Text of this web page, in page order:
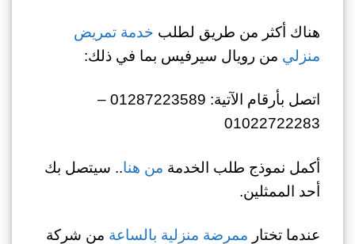
هناك أكثر من طريق لطلب خدمة تمريض
منزلي من رويال سيرفيس بما في ذلك:
اتصل بأرقام الآتية: 01287223589 –
01022722283
أكمل نموذج طلب الخدمة من هنا.. سيتصل بك
أحد الممثلين.
عندما تختار ممرضة منزلية بالساعة من شركة